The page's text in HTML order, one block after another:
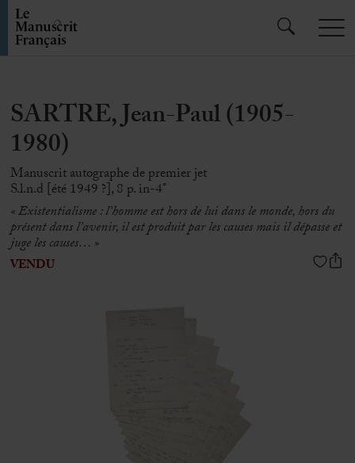
SARTRE, Jean-Paul (1905-
1980)
Manuscrit autographe de premier jet
S.l.n.d [été 1949 ?], 8 p. in-4°
« Existentialisme : l’homme est hors de lui dans le monde, hors du
présent dans l’avenir, il est produit par les causes mais il dépasse et
juge les causes… »
VENDU